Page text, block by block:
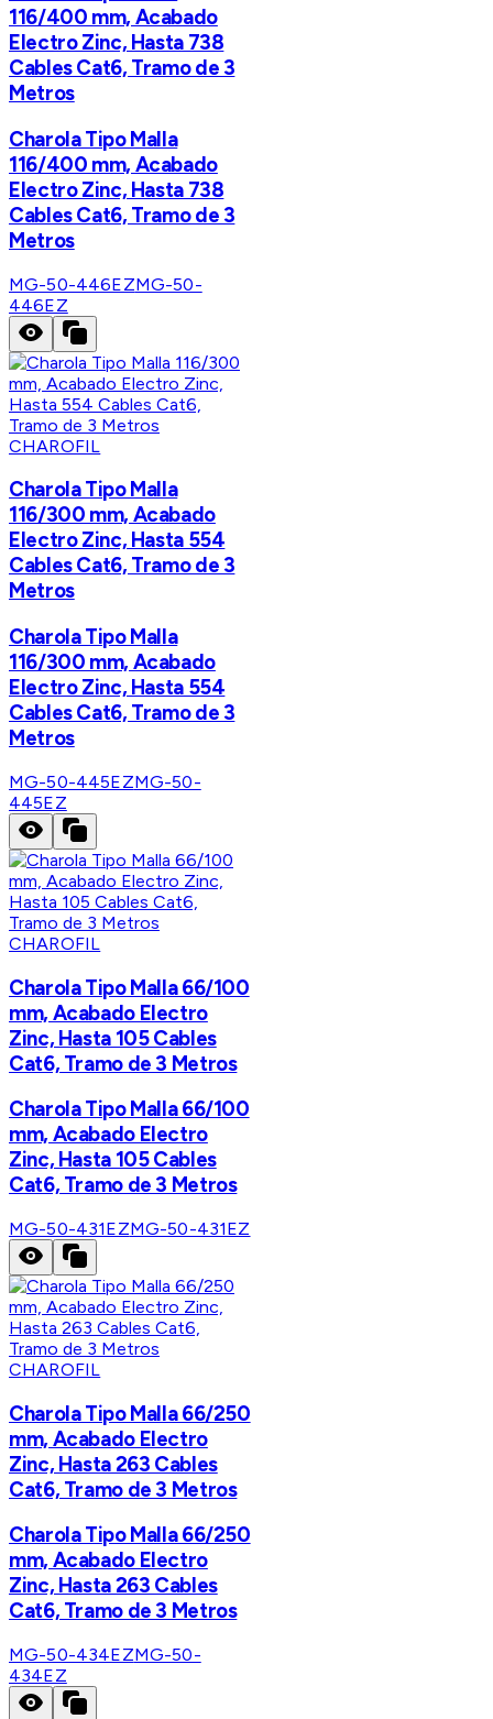
116/400 mm, Acabado
Electro Zinc, Hasta 738
Cables Cat6, Tramo de 3
Metros
Charola Tipo Malla
116/400 mm, Acabado
Electro Zinc, Hasta 738
Cables Cat6, Tramo de 3
Metros
MG-50-446EZMG-50-
446EZ
CHAROFIL
Charola Tipo Malla
116/300 mm, Acabado
Electro Zinc, Hasta 554
Cables Cat6, Tramo de 3
Metros
Charola Tipo Malla
116/300 mm, Acabado
Electro Zinc, Hasta 554
Cables Cat6, Tramo de 3
Metros
MG-50-445EZMG-50-
445EZ
CHAROFIL
Charola Tipo Malla 66/100
mm, Acabado Electro
Zinc, Hasta 105 Cables
Cat6, Tramo de 3 Metros
Charola Tipo Malla 66/100
mm, Acabado Electro
Zinc, Hasta 105 Cables
Cat6, Tramo de 3 Metros
MG-50-431EZMG-50-431EZ
CHAROFIL
Charola Tipo Malla 66/250
mm, Acabado Electro
Zinc, Hasta 263 Cables
Cat6, Tramo de 3 Metros
Charola Tipo Malla 66/250
mm, Acabado Electro
Zinc, Hasta 263 Cables
Cat6, Tramo de 3 Metros
MG-50-434EZMG-50-
434EZ